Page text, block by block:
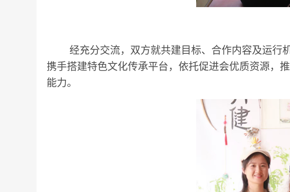
经充分交流，双方就共建目标、合作内容及运行
携手搭建特色文化传承平台，依托促进会优质资源，
能力。